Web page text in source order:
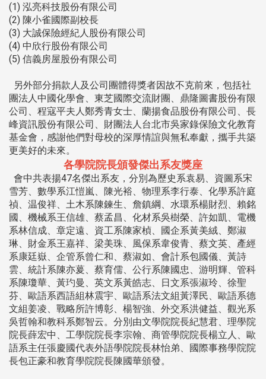
(1) 泓亮科技股份有限公司
(2) 陳小雀國際副校長
(3) 大誠保險經紀人股份有限公司
(4) 中欣行股份有限公司
(5) 信義房屋股份有限公司
另外部分捐款人及公司團體得獎者因故不克前來，包括社
團法人中國化學會、東芝國際交流財團、鼎隆圖書股份有限
公司、程寇平夫人鄭秀青女士、蘭揚食品股份有限公司、長
峰資訊股份有限公司、財團法人台北市吳家錄保險文化教育
基金會，感謝他們對母校的深厚情誼與無私奉獻，攜手共築
更美好的未來。
各學院院長頒發傑出系友獎座
會中共表揚47名傑出系友，分別為歷史系袁易、資圖系宋
雪芳、數學系江愷嵐、陳光裕、物理系李行泰、化學系許庭
禎、温俊祥、土木系陳鍊生、詹鎮綱、水環系楊財烈、賴銘
國、機械系王信雄、蔡孟昌、化材系吳樹榮、許如凱、電機
系林信成、章定遠、資工系陳家楨、國企系黃美絨、鄭淑
琳、財金系王嘉祥、梁美珠、風保系韋俊青、蔡文英、產經
系康廷嶽、企管系曾仁和、蔡淑如、會計系包國儀、黃詩
雲、統計系陳亦萲、蔡育儒、公行系陳國忠、游明輝、管科
系陳瓊華、黃玓曼、英文系黃皓志、日文系張淑玲、徐聖
芬、歐語系西語組林震宇、歐語系法文組黃澤民、歐語系德
文組姜凌、戰略所許博彰、楊智強、外交系洪健益、觀光系
吳哲翰和教科系鄭智云。分別由文學院院長紀慧君、理學院
院長薛宏中、工學院院長李宗翰、商管學院院長楊立人、歐
語系主任張慶國代表外語學院院長林怡弟、國際事務學院院
長包正豪和教育學院院長陳國華頒發。